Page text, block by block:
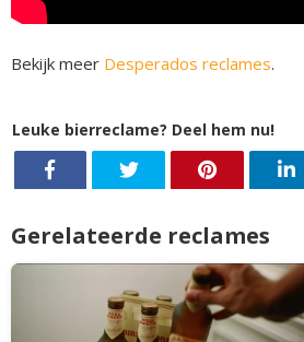
Bekijk meer Desperados reclames.
Leuke bierreclame? Deel hem nu!
Gerelateerde reclames